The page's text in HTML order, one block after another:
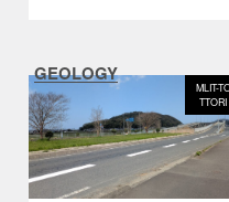
GEOLOGY
MLIT-
TTORI